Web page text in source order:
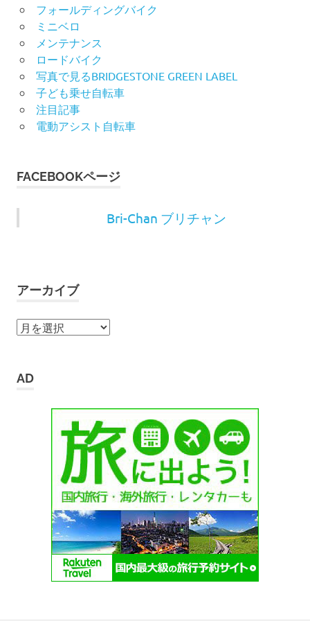
フォールディングバイク
ミニベロ
メンテナンス
ロードバイク
写真で見るBRIDGESTONE GREEN LABEL
子ども乗せ自転車
注目記事
電動アシスト自転車
FACEBOOKページ
Bri-Chan ブリチャン
アーカイブ
ア
イ
AD